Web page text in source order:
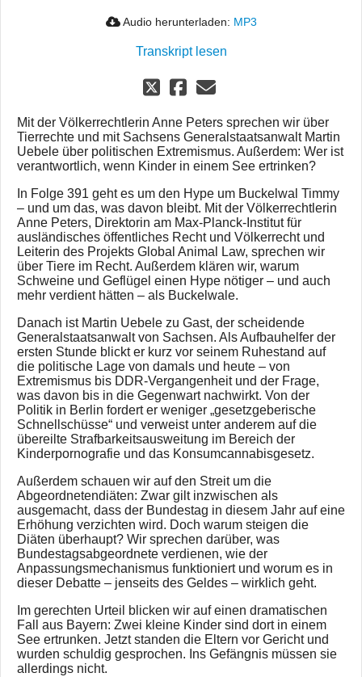
Audio herunterladen: MP3
Transkript lesen
Mit der Völkerrechtlerin Anne Peters sprechen wir über
Tierrechte und mit Sachsens Generalstaatsanwalt Martin
Uebele über politischen Extremismus. Außerdem: Wer ist
verantwortlich, wenn Kinder in einem See ertrinken?
In Folge 391 geht es um den Hype um Buckelwal Timmy
– und um das, was davon bleibt. Mit der Völkerrechtlerin
Anne Peters, Direktorin am Max-Planck-Institut für
ausländisches öffentliches Recht und Völkerrecht und
Leiterin des Projekts Global Animal Law, sprechen wir
über Tiere im Recht. Außerdem klären wir, warum
Schweine und Geflügel einen Hype nötiger – und auch
mehr verdient hätten – als Buckelwale.
Danach ist Martin Uebele zu Gast, der scheidende
Generalstaatsanwalt von Sachsen. Als Aufbauhelfer der
ersten Stunde blickt er kurz vor seinem Ruhestand auf
die politische Lage von damals und heute – von
Extremismus bis DDR-Vergangenheit und der Frage,
was davon bis in die Gegenwart nachwirkt. Von der
Politik in Berlin fordert er weniger „gesetzgeberische
Schnellschüsse“ und verweist unter anderem auf die
übereilte Strafbarkeitsausweitung im Bereich der
Kinderpornografie und das Konsumcannabisgesetz.
Außerdem schauen wir auf den Streit um die
Abgeordnetendiäten: Zwar gilt inzwischen als
ausgemacht, dass der Bundestag in diesem Jahr auf eine
Erhöhung verzichten wird. Doch warum steigen die
Diäten überhaupt? Wir sprechen darüber, was
Bundestagsabgeordnete verdienen, wie der
Anpassungsmechanismus funktioniert und worum es in
dieser Debatte – jenseits des Geldes – wirklich geht.
Im gerechten Urteil blicken wir auf einen dramatischen
Fall aus Bayern: Zwei kleine Kinder sind dort in einem
See ertrunken. Jetzt standen die Eltern vor Gericht und
wurden schuldig gesprochen. Ins Gefängnis müssen sie
allerdings nicht.